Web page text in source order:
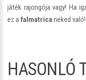
játék rajongója vagy! Ha
ez a falmatrica neked való!
HASONLÓ